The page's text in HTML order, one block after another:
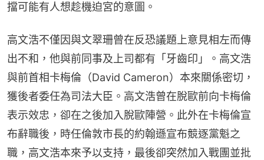
擋可能有人想趁機迫宮的意圖。
高文浩不僅因與文翠珊曾在反恐議題上意見相左而傳
出不和，他與前同事及上司都有「牙齒印」。高文浩
與前首相卡梅倫（David Cameron）本來關係密切，
獲後者委任為司法大臣。高文浩曾在脫歐前向卡梅倫
表示效忠，卻在之後加入脫歐陣營。此外在卡梅倫宣
布辭職後，時任倫敦市長的約翰遜宣布競逐黨魁之
職，高文浩本來予以支持，最後卻突然加入戰團並批